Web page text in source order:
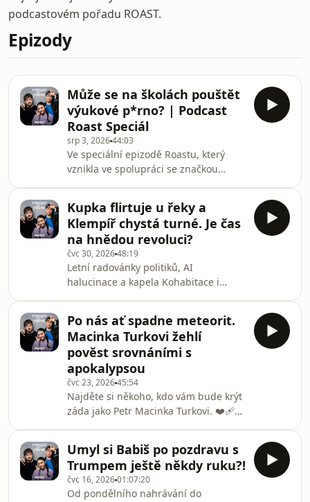
podcastovém pořadu ROAST.
Epizody
Může se na školách pouštět
výukové p*rno? | Podcast
Roast Speciál
srp 3, 202644:03
Ve speciální epizodě Roastu, který
vznikla ve spolupráci se značkou
Vašíčková. Kromě Pridu je ale také
jednou ze zakladatelek pražského
P*festu, který se zaměřuje na
alternativní pornografii. V rozhovoru
jsme proto řešili pornografii, ale i její
výukový potenciál, sexuální výchovu
na školách, při které jsme si
zavzpomínali na to, co jsme s
Kupka flirtuje u řeky a
Klempíř chystá turné. Je čas
na hnědou revoluci?
čvc 30, 202648:19
Letní radovánky politiků, AI
halucinace a kapela Kohabitace i
české politiky, abyste vy nemuseli! Co
byste udělali vy, kdybyste se chtěli
pochlubit, jak jste vypadali ve dvaceti
čtyřech letech? Zřejmě byste našli
starou fotku. Tomáš Zdechovský ale
zvolil jinou cestu a nechal si svou
„mladou verzi“ vygenerovat umělou
intelige
Po nás ať spadne meteorit.
Macinka Turkovi žehlí
pověst srovnáními s
apokalypsou
čvc 23, 202645:54
Najděte si někoho, kdo vám bude krýt
záda jako Petr Macinka Turkovi. ❤️‍🩹
postavil – třeba střechu sanitního
vozu, který Turek minulý týden na
Ípáku značně vyvedl z míry. "Pokud by
zítra spadl meteorit, celé by to bylo
Umyl si Babiš po pozdravu s
Trumpem ještě někdy ruku?!
čvc 16, 202601:07:20
Od pondělního nahrávání do